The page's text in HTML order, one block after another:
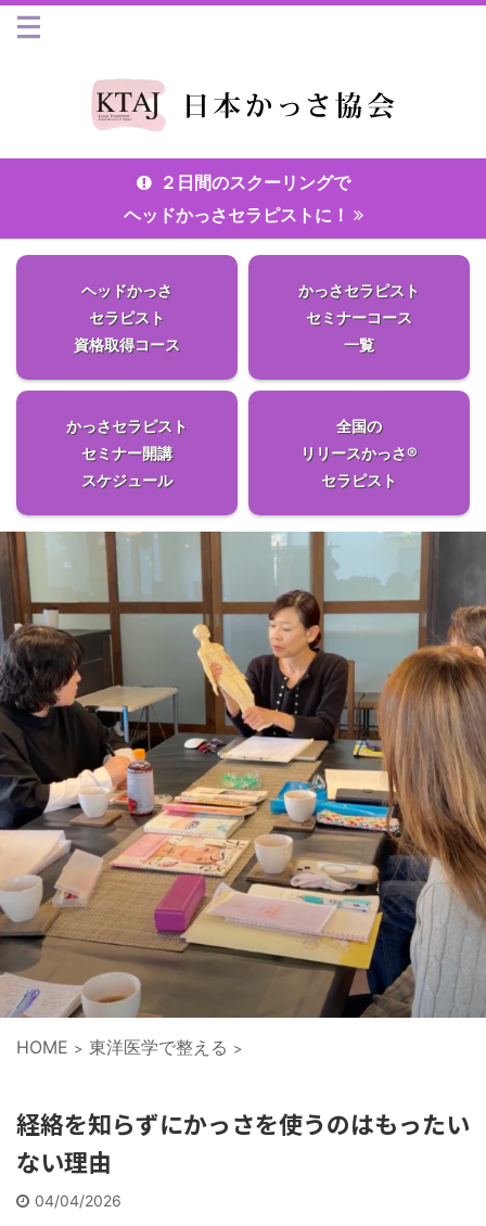
２日間のスクーリングで
ヘッドかっさセラピストに！
ヘッドかっさ
セラピスト
資格取得コース
かっさセラピスト
セミナーコース
一覧
かっさセラピスト
セミナー開講
スケジュール
全国の
リリースかっさ®
セラピスト
HOME > 東洋医学で整える >
経絡を知らずにかっさを使うのはもったい
ない理由
04/04/2026